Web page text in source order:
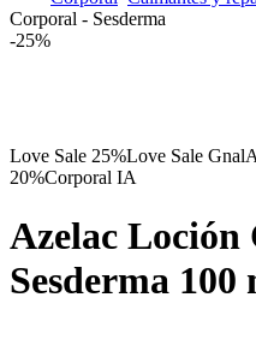
Corporal - Sesderma
-25%
Love Sale 25%Love Sale Gnal
20%Corporal IA
Azelac
Sesderma 100